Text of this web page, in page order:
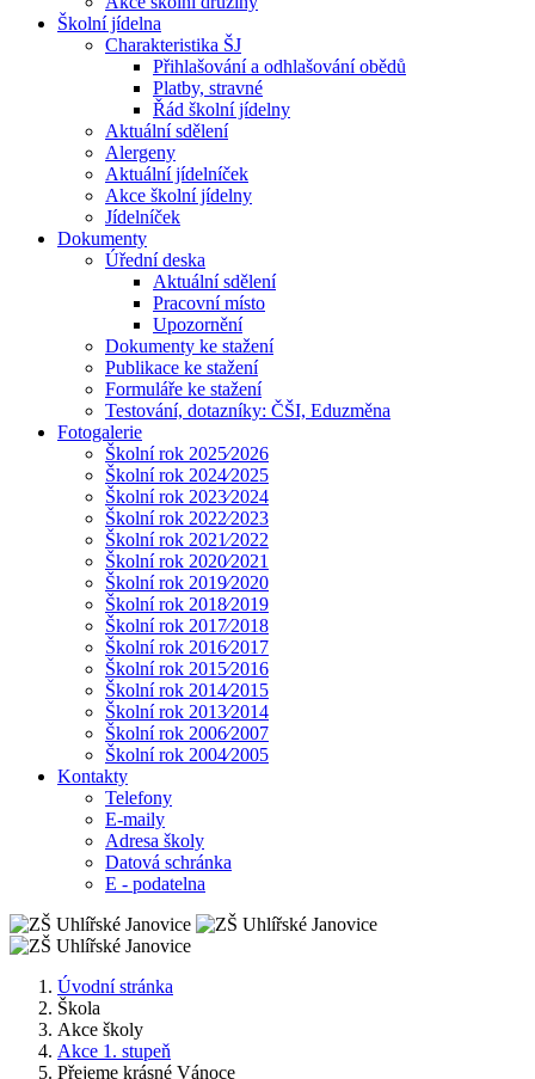
Školní jídelna
Charakteristika ŠJ
Přihlašování a odhlašování obědů
Platby, stravné
Řád školní jídelny
Aktuální sdělení
Alergeny
Aktuální jídelníček
Akce školní jídelny
Jídelníček
Dokumenty
Úřední deska
Aktuální sdělení
Pracovní místo
Upozornění
Dokumenty ke stažení
Publikace ke stažení
Formuláře ke stažení
Testování, dotazníky: ČŠI, Eduzměna
Fotogalerie
Školní rok 2025⁄2026
Školní rok 2024⁄2025
Školní rok 2023⁄2024
Školní rok 2022⁄2023
Školní rok 2021⁄2022
Školní rok 2020⁄2021
Školní rok 2019⁄2020
Školní rok 2018⁄2019
Školní rok 2017⁄2018
Školní rok 2016⁄2017
Školní rok 2015⁄2016
Školní rok 2014⁄2015
Školní rok 2013⁄2014
Školní rok 2006⁄2007
Školní rok 2004⁄2005
Kontakty
Telefony
E-maily
Adresa školy
Datová schránka
E - podatelna
Úvodní stránka
Škola
Akce školy
Akce 1. stupeň
Přejeme krásné Vánoce